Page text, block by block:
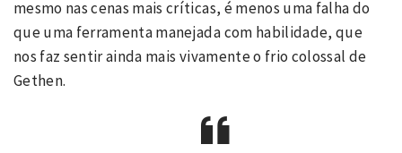
mesmo nas cenas mais críticas, é menos uma falha do
que uma ferramenta manejada com habilidade, que
nos faz sentir ainda mais vivamente o frio colossal de
Gethen.